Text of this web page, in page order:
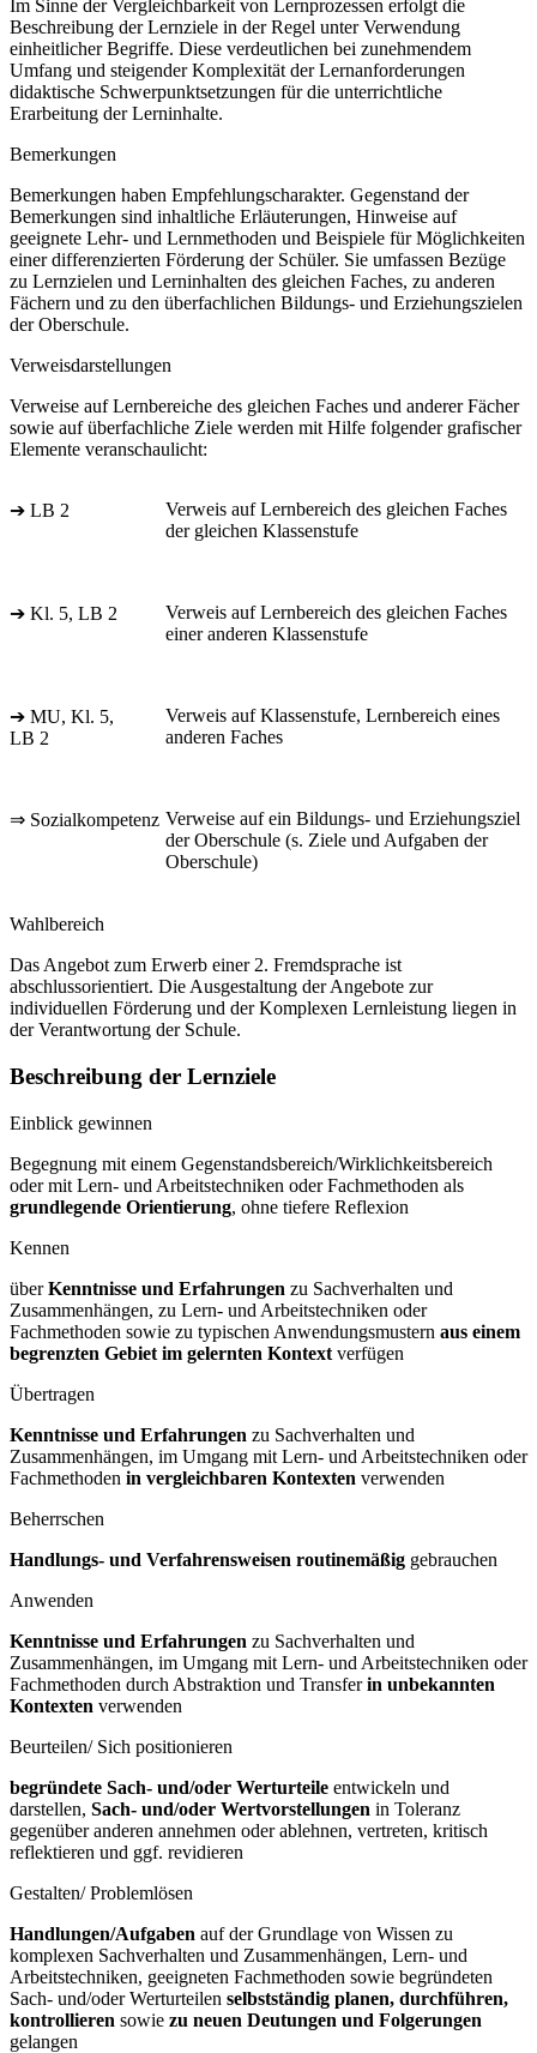
Im Sinne der Vergleichbarkeit von Lernprozessen erfolgt die
Beschreibung der Lernziele in der Regel unter Verwendung
einheitlicher Begriffe. Diese verdeutlichen bei zunehmendem
Umfang und steigender Komplexität der Lernanforderungen
didaktische Schwerpunktsetzungen für die unterrichtliche
Erarbeitung der Lerninhalte.
Bemerkungen
Bemerkungen haben Empfehlungscharakter. Gegenstand der
Bemerkungen sind inhaltliche Erläuterungen, Hinweise auf
geeignete Lehr- und Lernmethoden und Beispiele für Möglichkeiten
einer differenzierten Förderung der Schüler. Sie umfassen Bezüge
zu Lernzielen und Lerninhalten des gleichen Faches, zu anderen
Fächern und zu den überfachlichen Bildungs- und Erziehungszielen
der Oberschule.
Verweisdarstellungen
Verweise auf Lernbereiche des gleichen Faches und anderer Fächer
sowie auf überfachliche Ziele werden mit Hilfe folgender grafischer
Elemente veranschaulicht:
➔ LB 2
Verweis auf Lernbereich des gleichen Faches
der gleichen Klassenstufe
➔ Kl. 5, LB 2
Verweis auf Lernbereich des gleichen Faches
einer anderen Klassenstufe
➔ MU, Kl. 5,
LB 2
Verweis auf Klassenstufe, Lernbereich eines
anderen Faches
⇒ Sozialkompetenz Verweise auf ein Bildungs- und Erziehungsziel
der Oberschule (s. Ziele und Aufgaben der
Oberschule)
Wahlbereich
Das Angebot zum Erwerb einer 2. Fremdsprache ist
abschlussorientiert. Die Ausgestaltung der Angebote zur
individuellen Förderung und der Komplexen Lernleistung liegen in
der Verantwortung der Schule.
Beschreibung der Lernziele
Einblick gewinnen
Begegnung mit einem Gegenstandsbereich/Wirklichkeitsbereich
oder mit Lern- und Arbeitstechniken oder Fachmethoden als
grundlegende Orientierung, ohne tiefere Reflexion
Kennen
überKenntnisse und Erfahrungen zu Sachverhalten und
Zusammenhängen, zu Lern- und Arbeitstechniken oder
Fachmethoden sowie zu typischen Anwendungsmustern aus einem
begrenzten Gebiet im gelernten Kontext verfügen
Übertragen
Kenntnisse und Erfahrungen zu Sachverhalten und
Zusammenhängen, im Umgang mit Lern- und Arbeitstechniken oder
Fachmethoden in vergleichbaren Kontexten verwenden
Beherrschen
Handlungs- und Verfahrensweisen routinemäßig gebrauchen
Anwenden
Kenntnisse und Erfahrungen zu Sachverhalten und
Zusammenhängen, im Umgang mit Lern- und Arbeitstechniken oder
Fachmethoden durch Abstraktion und Transferin unbekannten
Kontexten verwenden
Beurteilen/ Sich positionieren
begründete Sach- und/oder Werturteile entwickeln und
darstellen, Sach- und/oder Wertvorstellungen in Toleranz
gegenüber anderen annehmen oder ablehnen, vertreten, kritisch
reflektieren und ggf. revidieren
Gestalten/ Problemlösen
Handlungen/Aufgaben auf der Grundlage von Wissen zu
komplexen Sachverhalten und Zusammenhängen, Lern- und
Arbeitstechniken, geeigneten Fachmethoden sowie begründeten
Sach- und/oder Werturteilen selbstständig planen, durchführen,
kontrollieren sowie zu neuen Deutungen und Folgerungen
gelangen